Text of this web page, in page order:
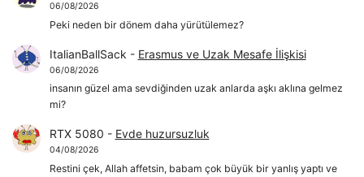
06/08/2026
Peki neden bir dönem daha yürütülemez?
ItalianBallSack - Erasmus ve Uzak Mesafe İlişkisi
06/08/2026
insanın güzel ama sevdiğinden uzak anlarda aşkı aklına gelmez
mi?
RTX 5080 - Evde huzursuzluk
04/08/2026
Restini çek, Allah affetsin, babam çok büyük bir yanlış yaptı ve